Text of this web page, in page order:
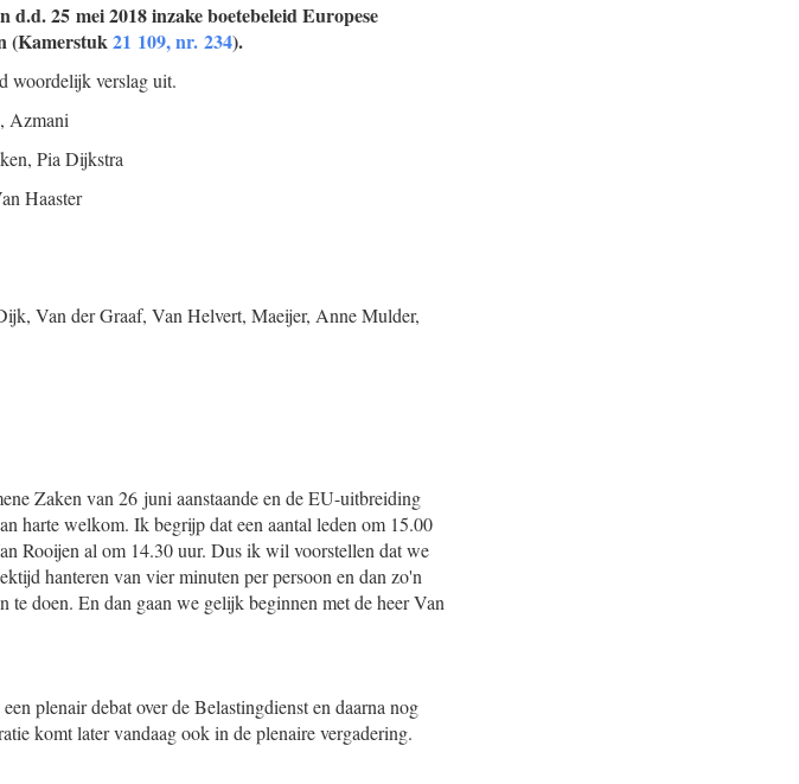
25 mei 2018 inzake boetebeleid Europese
(Kamerstuk21 109, nr. 234).
woordelijk verslag uit.
Azmani
Pia Dijkstra
Haaster
Van der Graaf, Van Helvert, Maeijer, Anne Mulder,
Zaken van 26 juni aanstaande en de EU-uitbreiding
harte welkom. Ik begrijp dat een aantal leden om 15.00
Rooijen al om 14.30 uur. Dus ik wil voorstellen dat we
hanteren van vier minuten per persoon en dan zo'n
doen. En dan gaan we gelijk beginnen met de heer Van
plenair debat over de Belastingdienst en daarna nog
komt later vandaag ook in de plenaire vergadering.